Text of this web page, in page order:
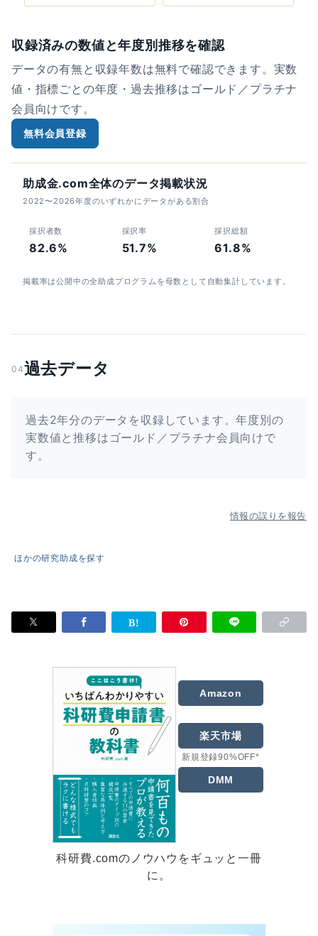
収録済みの数値と年度別推移を確認
データの有無と収録年数は無料で確認できます。実数
値・指標ごとの年度・過去推移はゴールド／プラチナ
会員向けです。
無料会員登録
助成金.com全体のデータ掲載状況
2022〜2026年度のいずれかにデータがある割合
採択者数
82.6%
採択率
51.7%
採択総額
61.8%
掲載率は公開中の全助成プログラムを母数として自動集計しています。
04過去データ
過去2年分のデータを収録しています。年度別の
実数値と推移はゴールド／プラチナ会員向けで
す。
情報の誤りを報告
ほかの研究助成を探す
Amazon
楽天市場
新規登録90%OFF*
DMM
科研費.comのノウハウをギュッと一冊
に。